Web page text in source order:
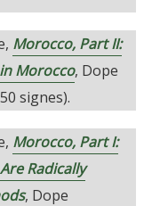
Morocco, Part II:
Morocco, Dope
signes).
Morocco, Part I:
Radically
, Dope